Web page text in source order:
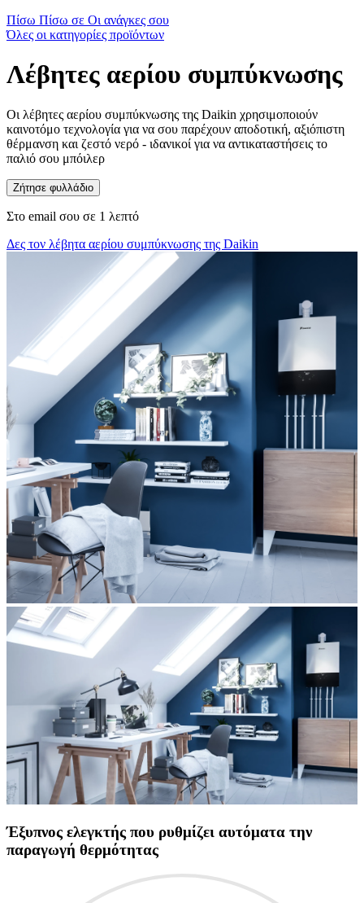
Πίσω Πίσω σε Οι ανάγκες σου
Όλες οι κατηγορίες προϊόντων
Λέβητες αερίου συμπύκνωσης
Οι λέβητες αερίου συμπύκνωσης της Daikin χρησιμοποιούν
καινοτόμο τεχνολογία για να σου παρέχουν αποδοτική, αξιόπιστη
θέρμανση και ζεστό νερό - ιδανικοί για να αντικαταστήσεις το
παλιό σου μπόιλερ
Ζήτησε φυλλάδιο
Στο email σου σε 1 λεπτό
Δες τον λέβητα αερίου συμπύκνωσης της Daikin
Έξυπνος ελεγκτής που ρυθμίζει αυτόματα την
παραγωγή θερμότητας